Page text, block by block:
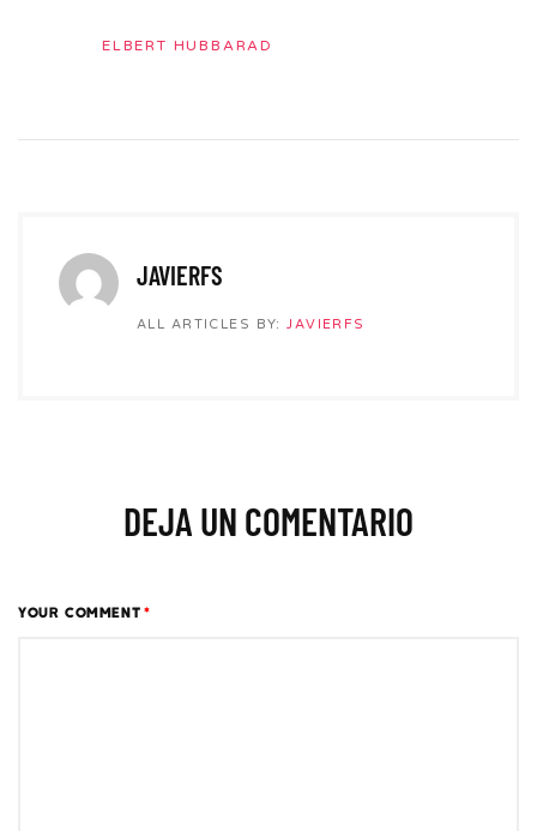
ELBERT HUBBARAD
JAVIERFS
ALL ARTICLES BY: JAVIERFS
DEJA UN COMENTARIO
YOUR COMMENT *